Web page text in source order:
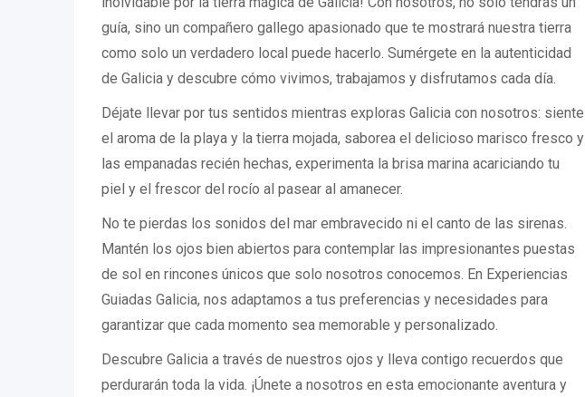
guía, sino un compañero gallego apasionado que te mostrará nuestra tierra
como solo un verdadero local puede hacerlo. Sumérgete en la autenticidad
de Galicia y descubre cómo vivimos, trabajamos y disfrutamos cada día.
Déjate llevar por tus sentidos mientras exploras Galicia con nosotros: siente
el aroma de la playa y la tierra mojada, saborea el delicioso marisco fresco y
las empanadas recién hechas, experimenta la brisa marina acariciando tu
piel y el frescor del rocío al pasear al amanecer.
No te pierdas los sonidos del mar embravecido ni el canto de las sirenas.
Mantén los ojos bien abiertos para contemplar las impresionantes puestas
de sol en rincones únicos que solo nosotros conocemos. En Experiencias
Guiadas Galicia, nos adaptamos a tus preferencias y necesidades para
garantizar que cada momento sea memorable y personalizado.
Descubre Galicia a través de nuestros ojos y lleva contigo recuerdos que
perdurarán toda la vida. ¡Únete a nosotros en esta emocionante aventura y